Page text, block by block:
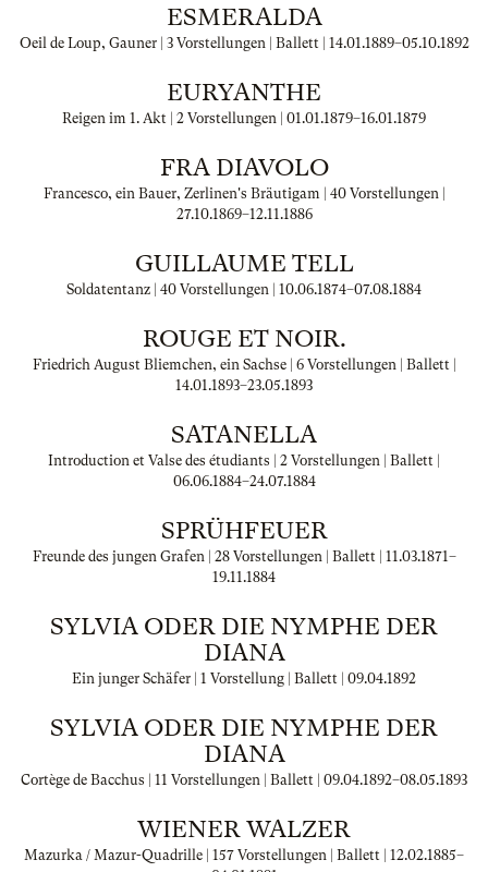
ESMERALDA
Oeil de Loup, Gauner | 3 Vorstellungen | Ballett | 14.01.1889–05.10.1892
EURYANTHE
Reigen im 1. Akt | 2 Vorstellungen | 01.01.1879–16.01.1879
FRA DIAVOLO
Francesco, ein Bauer, Zerlinen's Bräutigam | 40 Vorstellungen |
27.10.1869–12.11.1886
GUILLAUME TELL
Soldatentanz | 40 Vorstellungen | 10.06.1874–07.08.1884
ROUGE ET NOIR.
Friedrich August Bliemchen, ein Sachse | 6 Vorstellungen | Ballett |
14.01.1893–23.05.1893
SATANELLA
Introduction et Valse des étudiants | 2 Vorstellungen | Ballett |
06.06.1884–24.07.1884
SPRÜHFEUER
Freunde des jungen Grafen | 28 Vorstellungen | Ballett | 11.03.1871–
19.11.1884
SYLVIA ODER DIE NYMPHE DER
DIANA
Ein junger Schäfer | 1 Vorstellung | Ballett | 09.04.1892
SYLVIA ODER DIE NYMPHE DER
DIANA
Cortège de Bacchus | 11 Vorstellungen | Ballett | 09.04.1892–08.05.1893
WIENER WALZER
Mazurka / Mazur-Quadrille | 157 Vorstellungen | Ballett | 12.02.1885–